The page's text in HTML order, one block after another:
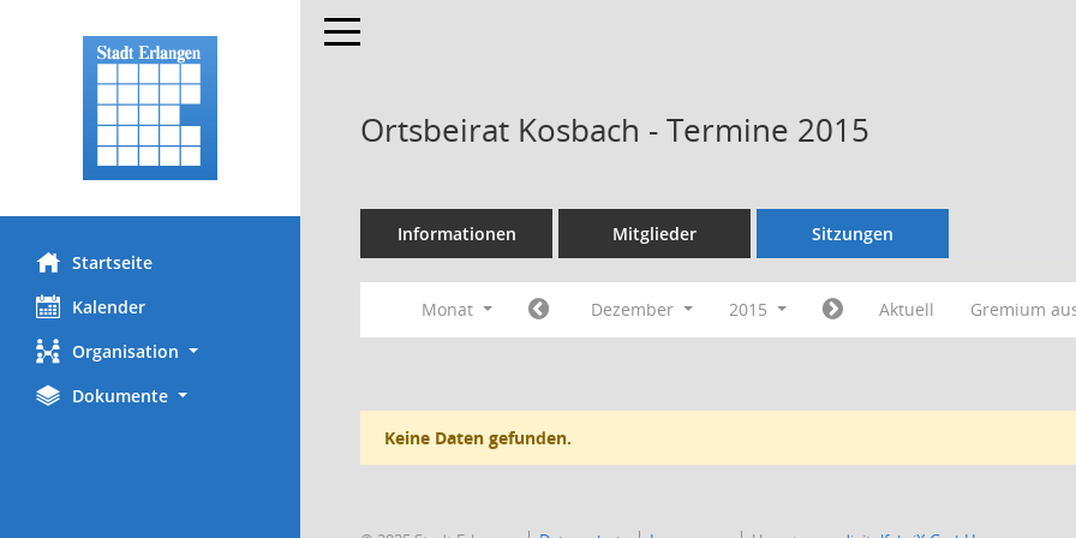
Startseite
Kalender
Organisation
Dokumente
Toggle navigation
Ortsbeirat Kosbach - Termine 2015
Informationen Mitglieder Sitzungen
Monat Dezember 2015 Aktuell Gremium
Keine Daten gefunden.